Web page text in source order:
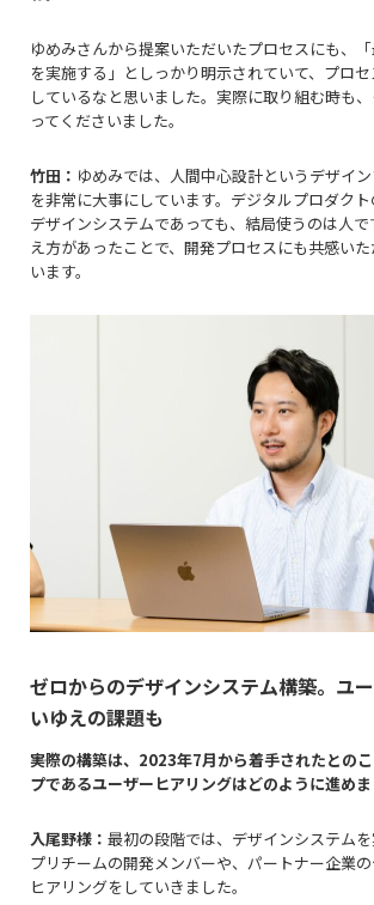
ゆめみさんから提案いただいたプロセスにも、
を実施する」としっかり明示されていて、プロ
しているなと思いました。実際に取り組む時も
ってくださいました。
竹田： ゆめみでは、人間中心設計というデザイ
を非常に大事にしています。デジタルプロダク
デザインシステムであっても、結局使うのは人
え方があったことで、開発プロセスにも共感い
います。
ゼロからのデザインシステム構築。ユ
いゆえの課題も
――実際の構築は、2023年7月から着手されたとの
プであるユーザーヒアリングはどのように進めま
入尾野様： 最初の段階では、デザインシステム
プリチームの開発メンバーや、パートナー企業
ヒアリングをしていきました。